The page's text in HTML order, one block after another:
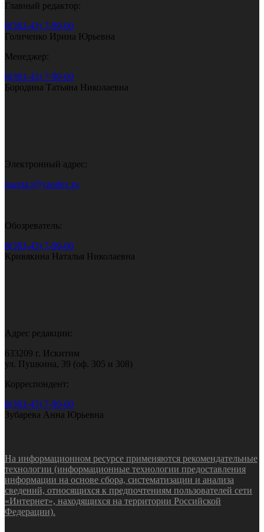
Главный редактор:
8(383-43) 7-90-60
Голиченко Ирина Юрьевна
Менеджер:
8(383-43) 7-90-60
Бородина Татьяна Николаевна
Электронный адрес:
gazeta.i@yandex.ru
Обозреватель:
8(383-43) 7-90-60
Кривякина Наталья Николаевна
Адрес редакции:
633209 г. Искитим
ул. Пушкина, 39 (оф. 305 и 308)
Корреспондент:
8(383-43) 7-90-60
Зубарева Анна Юрьевна
На информационном ресурсе применяются рекомендательные
технологии (информационные технологии предоставления
информации на основе сбора, систематизации и анализа
сведений, относящихся к предпочтениям пользователей сети
«Интернет», находящихся на территории Российской
Федерации).